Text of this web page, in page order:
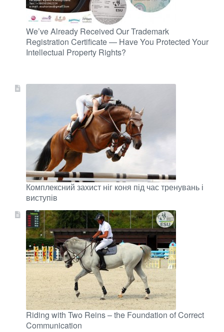
We’ve Already Received Our Trademark
Registration Certificate — Have You Protected Your
Intellectual Property Rights?
Комплексний захист ніг коня під час тренувань і
виступів
Riding with Two Reins – the Foundation of Correct
Communication